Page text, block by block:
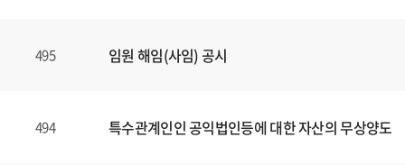
495 임원 해임(사임) 공시
494 특수관계인인 공익법인등에 대한 자산의 무상양도